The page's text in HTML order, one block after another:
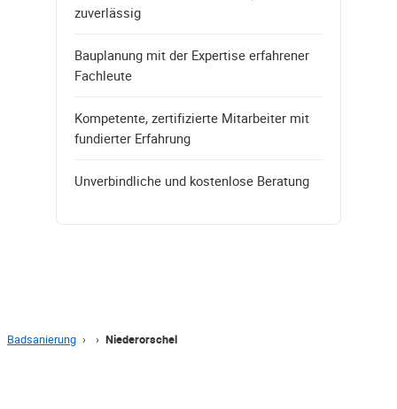
zuverlässig
Bauplanung mit der Expertise erfahrener
Fachleute
Kompetente, zertifizierte Mitarbeiter mit
fundierter Erfahrung
Unverbindliche und kostenlose Beratung
Badsanierung › › Niederorschel